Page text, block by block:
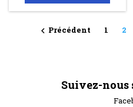
 Précédent 1 2
Suivez-nous